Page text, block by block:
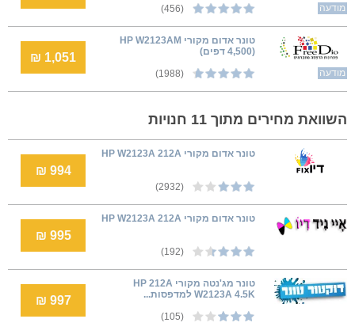
מודעה
(456)
מודעה
טונר אדום מקורי HP W2123AM
(4,500 דפים)
(1988)
1,051 ₪
השוואת מחירים מתוך 11 חנויות
טונר אדום מקורי HP W2123A 212A
(2932)
994 ₪
טונר אדום מקורי HP W2123A 212A
(192)
995 ₪
טונר מג'נטה מקורי HP 212A
W2123A 4.5K למדפסות...
(105)
997 ₪